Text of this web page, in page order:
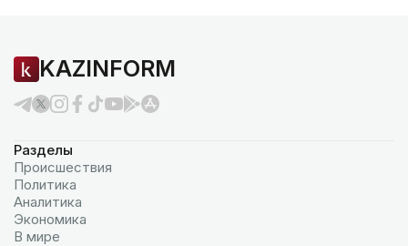
KAZINFORM
Разделы
Происшествия
Политика
Аналитика
Экономика
В мире